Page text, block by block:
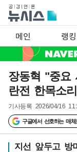
메인 랭킹
장동혁 "중요
란전 한목소
기사등록 2026/04/16
구글에서 선호하는 매체
지선 앞두고